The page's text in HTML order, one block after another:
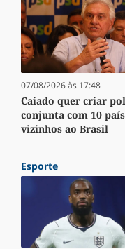
07/08/2026 às 17:48
Caiado quer criar
conjunta com 10
vizinhos ao Brasil
Esporte